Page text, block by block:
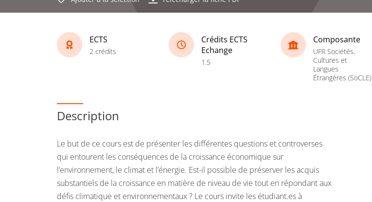
ECTS
2 crédits
Crédits ECTS
Echange
1.5
Composante
UFR Sociétés,
Cultures et
Langues
Étrangères (SoCLE)
Description
Le but de ce cours est de présenter les différentes questions et controverses
qui entourent les conséquences de la croissance économique sur
l’environnement, le climat et l’énergie. Est-il possible de préserver les acquis
substantiels de la croissance en matière de niveau de vie tout en répondant aux
défis climatique et environnementaux ? Le cours invite les étudiant.es à